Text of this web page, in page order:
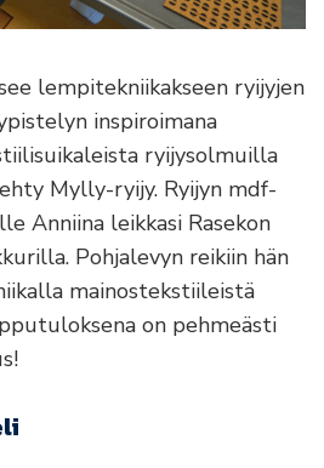
lempitekniikakseen ryijyjen
inspiroimana
ryijysolmuilla
Mylly-ryijy. Ryijyn mdf-
Anniina leikkasi Rasekon
Pohjalevyn reikiin hän
mainostekstiileistä
on pehmeästi